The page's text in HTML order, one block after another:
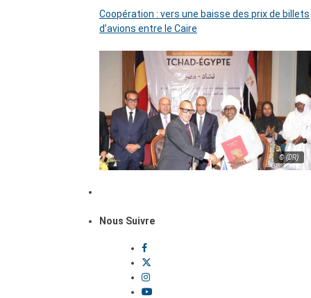
Coopération : vers une baisse des prix de billets
d’avions entre le Caire
© (DR)
Nous Suivre